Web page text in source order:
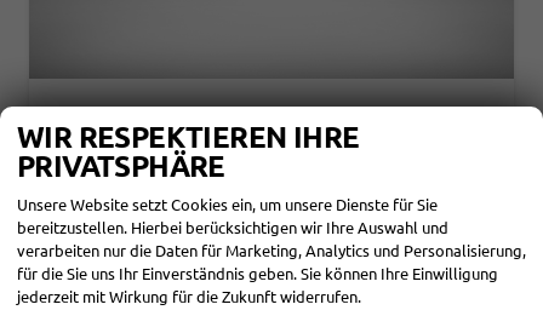
2,0 TSI DSG 4X4 SPORTLINE - LAGER
unverbindliche Lieferzeit:20.08.2026
Fahrzeugnr. 866865 Getriebe Automatik
Kraftstoff Benzin Außenfarbe Graphite Grau Metallic (5X)
Leistung 140 kW (190 PS) Kilometerstand
20 km
07.08.2026
WIR RESPEKTIEREN IHRE
PRIVATSPHÄRE
Unsere Website setzt Cookies ein, um unsere Dienste für Sie
bereitzustellen. Hierbei berücksichtigen wir Ihre Auswahl und
verarbeiten nur die Daten für Marketing, Analytics und Personalisierung,
für die Sie uns Ihr Einverständnis geben. Sie können Ihre Einwilligung
jederzeit mit Wirkung für die Zukunft widerrufen.